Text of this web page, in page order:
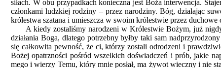
siłach. W obu przypadkach konieczna jest Boża interwencja.
członkami ludzkiej rodziny – przez narodziny. Bóg, działając
królestwa szatana i umieszcza w swoim królestwie przez duchowe
A kiedy zostaliśmy narodzeni w Królestwie Bożym, już nigdy
działania Boga, dlatego potrzebny byłby taki sam
się całkowita pewność, że ci, którzy zostali odrodzeni i
Bożej opatrzności pośród wszelkich doświadczeń i prób, jakie
mego i wierzy Temu, który mnie posłał, ma żywot wieczny i nie